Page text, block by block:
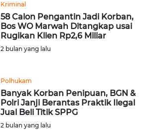
Kriminal
58 Calon Pengantin Jadi Korban,
Bos WO Marwah Ditangkap usai
Rugikan Klien Rp2,6 Miliar
2 bulan yang lalu
Polhukam
Banyak Korban Penipuan, BGN &
Polri Janji Berantas Praktik Ilegal
Jual Beli Titik SPPG
2 bulan yang lalu